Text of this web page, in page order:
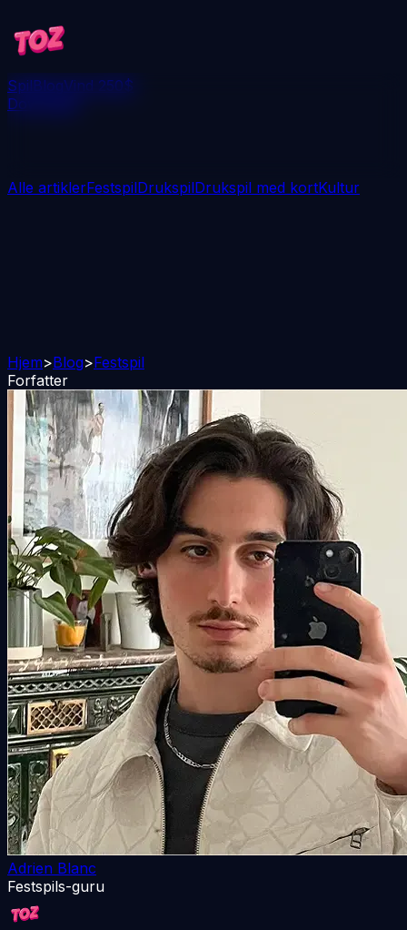
SpilBlogVind 250$
Download
Alle artiklerFestspilDrukspilDrukspil med kortKultur
Hjem>Blog>Festspil
Forfatter
Adrien Blanc
Festspils-guru